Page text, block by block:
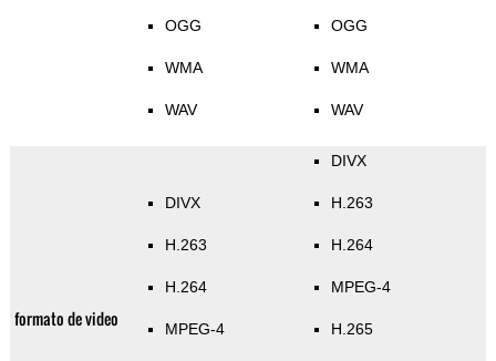
OGG
WMA
WAV
OGG
WMA
WAV
formato de video
DIVX
H.263
H.264
MPEG-4
DIVX
H.263
H.264
MPEG-4
H.265